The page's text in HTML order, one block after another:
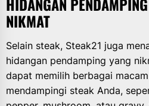
NIKMAT
Selain steak, Steak21 juga
hidangan pendamping yang
dapat memilih berbagai
mendampingi steak Anda,